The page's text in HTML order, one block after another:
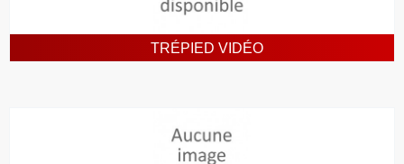
TRÉPIED VIDÉO